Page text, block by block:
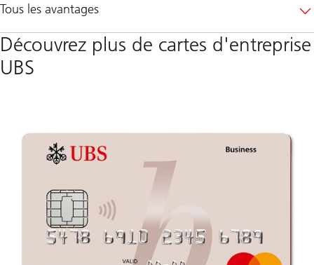
Tous les avantages
Découvrez plus de cartes d'entreprise
UBS